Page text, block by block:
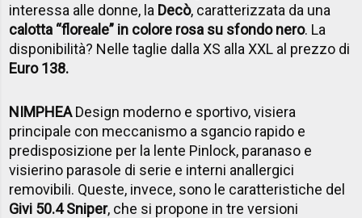
interessa alle donne, la Decò, caratterizzata da una
calotta “floreale” in colore rosa su sfondo nero. La
disponibilità? Nelle taglie dalla XS alla XXL al prezzo di
Euro 138.
NIMPHEADesign moderno e sportivo, visiera
principale con meccanismo a sgancio rapido e
predisposizione per la lente Pinlock, paranaso e
visierino parasole di serie e interni anallergici
removibili. Queste, invece, sono le caratteristiche del
Givi 50.4 Sniper, che si propone in tre versioni